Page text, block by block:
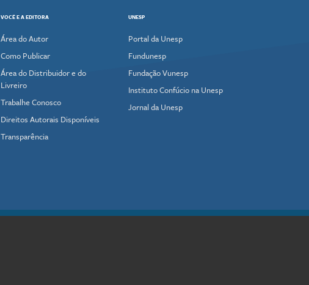
VOCÊ E A EDITORA
Área do Autor
Como Publicar
Área do Distribuidor e do
Livreiro
Trabalhe Conosco
Direitos Autorais Disponíveis
Transparência
UNESP
Portal da Unesp
Fundunesp
Fundação Vunesp
Instituto Confúcio na Unesp
Jornal da Unesp